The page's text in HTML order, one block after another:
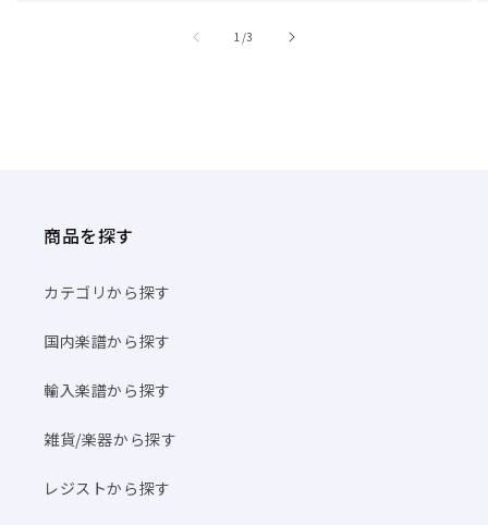
1 //3
商品を探す
カテゴリから探す
国内楽譜から探す
輸入楽譜から探す
雑貨/楽器から探す
レジストから探す